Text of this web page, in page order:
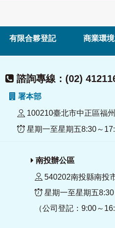
有限合夥登記 商業環境
諮詢專線：(02)
署本部
100210臺北市中正區福
星期一至星期五8:30～
南投辦公區
540202南投縣南投
星期一至星期五
（公司登記：9:00～